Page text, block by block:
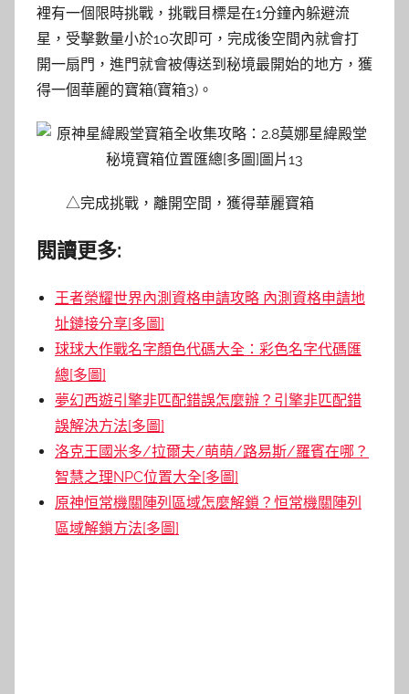
裡有一個限時挑戰，挑戰目標是在1分鐘內躲避流
星，受擊數量小於10次即可，完成後空間內就會打
開一扇門，進門就會被傳送到秘境最開始的地方，獲
得一個華麗的寶箱(寶箱3)。
△完成挑戰，離開空間，獲得華麗寶箱
閱讀更多:
王者榮耀世界內測資格申請攻略 內測資格申請地
址鏈接分享[多圖]
球球大作戰名字顏色代碼大全：彩色名字代碼匯
總[多圖]
夢幻西遊引擎非匹配錯誤怎麼辦？引擎非匹配錯
誤解決方法[多圖]
洛克王國米多/拉爾夫/萌萌/路易斯/羅賓在哪？
智慧之理NPC位置大全[多圖]
原神恒常機關陣列區域怎麼解鎖？恒常機關陣列
區域解鎖方法[多圖]